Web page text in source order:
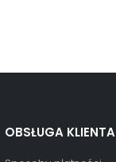
OBSŁUGA KLIENTA